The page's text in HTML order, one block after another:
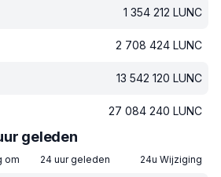
1 354 212 LUNC
2 708 424 LUNC
13 542 120 LUNC
27 084 240 LUNC
geleden
om 24 uur geleden 24u Wijziging